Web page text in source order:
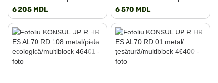
naturală
6 205 MDL
ecologică
6 570 MDL